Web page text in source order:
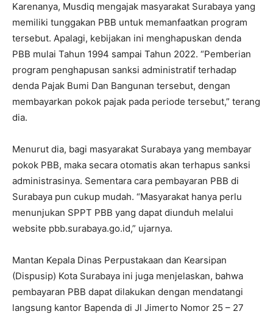
Karenanya, Musdiq mengajak masyarakat Surabaya yang
memiliki tunggakan PBB untuk memanfaatkan program
tersebut. Apalagi, kebijakan ini menghapuskan denda
PBB mulai Tahun 1994 sampai Tahun 2022. “Pemberian
program penghapusan sanksi administratif terhadap
denda Pajak Bumi Dan Bangunan tersebut, dengan
membayarkan pokok pajak pada periode tersebut,” terang
dia.
Menurut dia, bagi masyarakat Surabaya yang membayar
pokok PBB, maka secara otomatis akan terhapus sanksi
administrasinya. Sementara cara pembayaran PBB di
Surabaya pun cukup mudah. “Masyarakat hanya perlu
menunjukan SPPT PBB yang dapat diunduh melalui
website pbb.surabaya.go.id,” ujarnya.
Mantan Kepala Dinas Perpustakaan dan Kearsipan
(Dispusip) Kota Surabaya ini juga menjelaskan, bahwa
pembayaran PBB dapat dilakukan dengan mendatangi
langsung kantor Bapenda di Jl Jimerto Nomor 25 – 27